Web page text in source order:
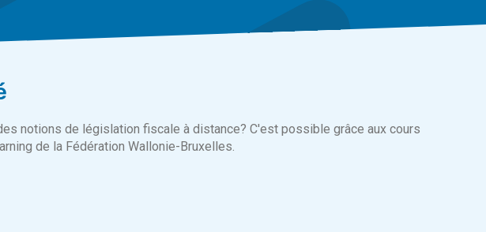
notions de législation fiscale à distance? C'est possible grâce aux cours
de la Fédération Wallonie-Bruxelles.